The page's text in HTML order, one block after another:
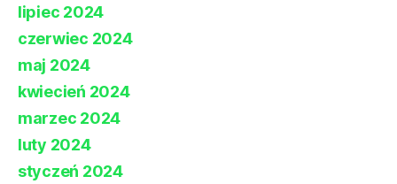
lipiec 2024
czerwiec 2024
maj 2024
kwiecień 2024
marzec 2024
luty 2024
styczeń 2024